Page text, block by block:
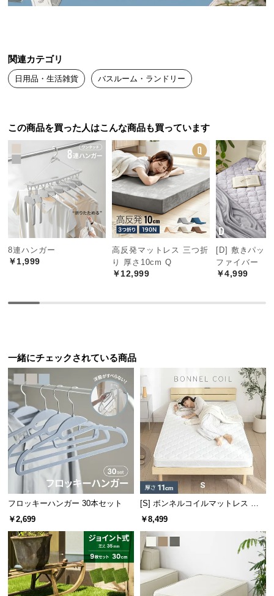
い
て
型
品
送
に
つ
て
商
送
つ
い
て
小
型
商
品
の
配
送
に
つ
い
て
関連カテゴリ
日用品・生活雑貨 バスルーム・ランドリー
この商品を買った人はこんな商品も買っています
8連ハンガー
￥1,999
高反発マットレス 三つ折
り 厚さ10cm Q
￥12,999
[D] 敷きパッ
ファイバー
￥4,999
一緒にチェックされている商品
フロッキーハンガー 30本セット
￥2,699
[S] ボンネルコイルマットレス 厚
さ11cm
￥8,499